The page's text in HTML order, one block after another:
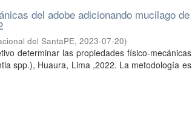
del adobe adicionando mucilago de
del SantaPE,2023-07-20)
determinar las propiedades físico-mecánicas
spp.), Huaura, Lima ,2022. La metodología es